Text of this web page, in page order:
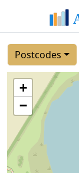
Postcodes
+
−